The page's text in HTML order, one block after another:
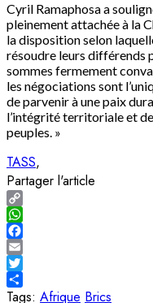
Cyril Ramaphosa a
pleinement attachée à la
la disposition selon
résoudre leurs différends
sommes fermement
les négociations sont
de parvenir à une paix
l’intégrité territoriale et
peuples. »
TASS
Partager l'article
Copy
Link
WhatsApp
Facebook
Email
Twitter
Share
Tags: Afrique Brics